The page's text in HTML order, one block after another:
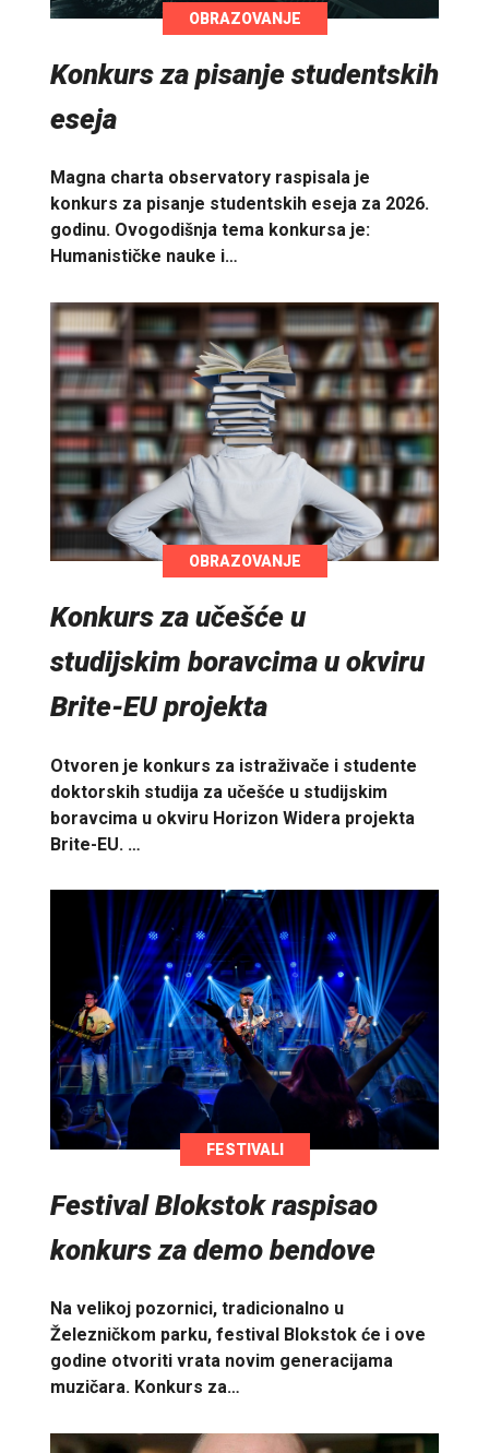
OBRAZOVANJE
Konkurs za pisanje studentskih
eseja
Magna charta observatory raspisala je
konkurs za pisanje studentskih eseja za 2026.
godinu. Ovogodišnja tema konkursa je:
Humanističke nauke i…
OBRAZOVANJE
Konkurs za učešće u
studijskim boravcima u okviru
Brite-EU projekta
Otvoren je konkurs za istraživače i studente
doktorskih studija za učešće u studijskim
boravcima u okviru Horizon Widera projekta
Brite-EU. …
FESTIVALI
Festival Blokstok raspisao
konkurs za demo bendove
Na velikoj pozornici, tradicionalno u
Železničkom parku, festival Blokstok će i ove
godine otvoriti vrata novim generacijama
muzičara. Konkurs za…